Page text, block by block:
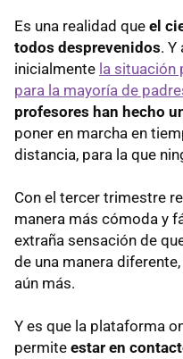
Es una realidad que el
todos desprevenidos. Y
inicialmente la situación
para la mayoría de
profesores han hecho
poner en marcha en
distancia, para la que
Con el tercer trimestre
manera más cómoda y
extraña sensación de
de una manera
aún más.
Y es que la plataforma
permite estar en